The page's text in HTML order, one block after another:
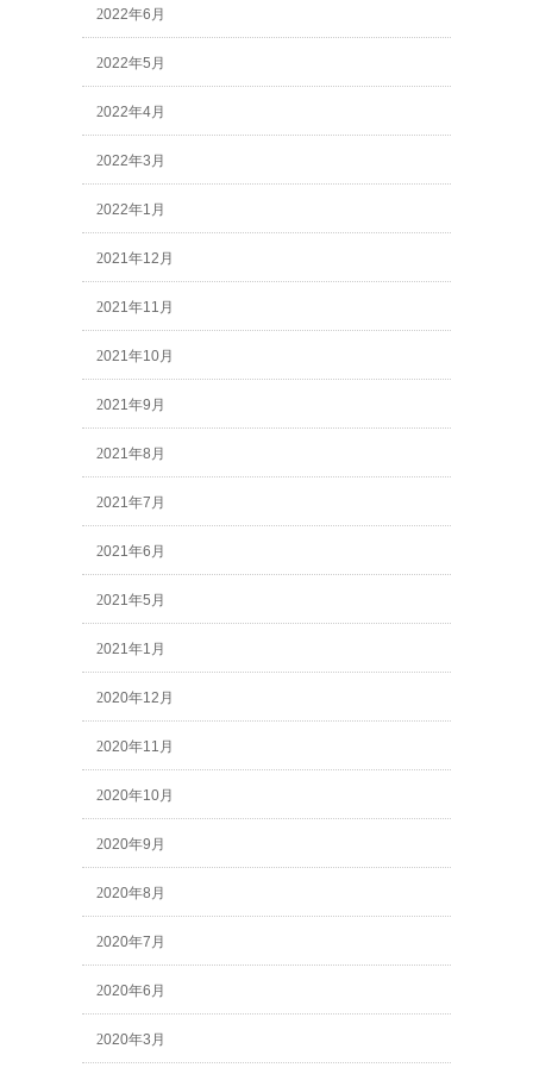
2022年6月
2022年5月
2022年4月
2022年3月
2022年1月
2021年12月
2021年11月
2021年10月
2021年9月
2021年8月
2021年7月
2021年6月
2021年5月
2021年1月
2020年12月
2020年11月
2020年10月
2020年9月
2020年8月
2020年7月
2020年6月
2020年3月